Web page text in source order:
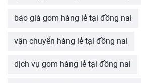
báo giá gom hàng lẻ tại đồng nai
vận chuyển hàng lẻ tại đồng nai
dịch vụ gom hàng lẻ tại đồng nai